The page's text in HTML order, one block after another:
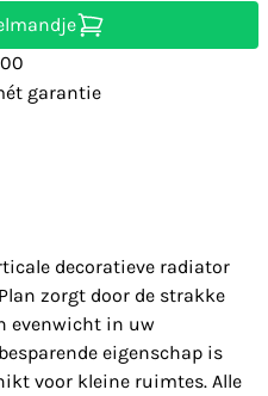
garantie
decoratieve radiator
zorgt door de strakke
evenwicht in uw
eigenschap is
voor kleine ruimtes. Alle